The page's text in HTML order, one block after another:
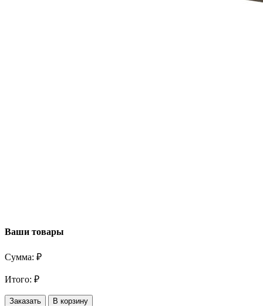
Ваши товары
Сумма: ₽
Итого: ₽
Заказать В корзину